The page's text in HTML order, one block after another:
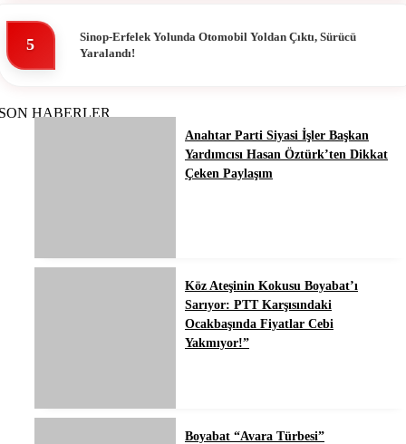
5
Sinop-Erfelek Yolunda Otomobil Yoldan Çıktı, Sürücü
Yaralandı!
HABERLER
Anahtar Parti Siyasi İşler Başkan
Yardımcısı Hasan Öztürk’ten Dikkat
Çeken Paylaşım
Köz Ateşinin Kokusu Boyabat’ı
Sarıyor: PTT Karşısındaki
Ocakbaşında Fiyatlar Cebi
Yakmıyor!”
Boyabat “Avara Türbesi”